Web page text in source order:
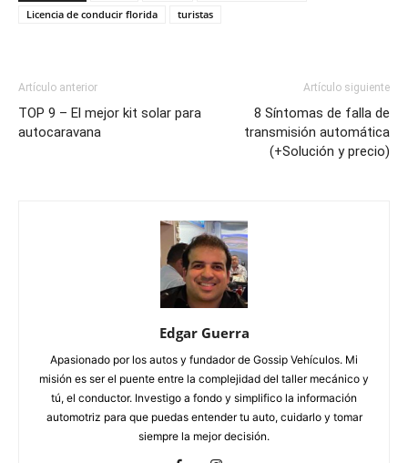
Licencia de conducir florida
turistas
Artículo anterior
TOP 9 – El mejor kit solar para
autocaravana
Artículo siguiente
8 Síntomas de falla de
transmisión automática
(+Solución y precio)
Edgar Guerra
Apasionado por los autos y fundador de Gossip Vehículos. Mi
misión es ser el puente entre la complejidad del taller mecánico y
tú, el conductor. Investigo a fondo y simplifico la información
automotriz para que puedas entender tu auto, cuidarlo y tomar
siempre la mejor decisión.